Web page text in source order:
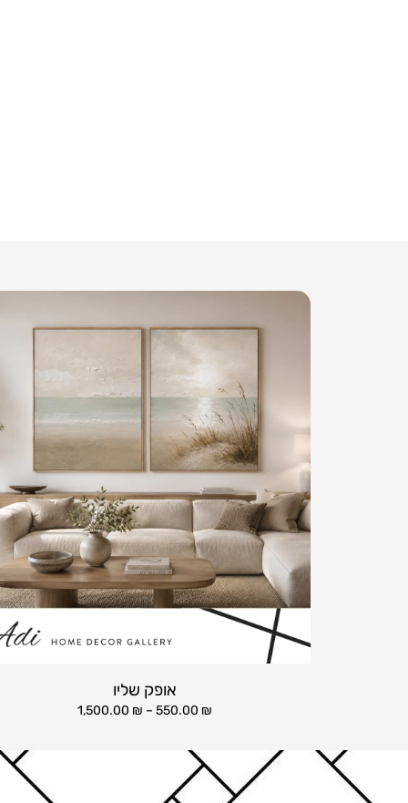
אופק שליו
550.00 ₪
–
1,500.00 ₪